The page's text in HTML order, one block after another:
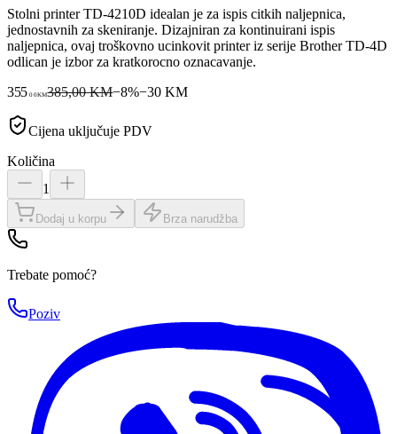
Stolni printer TD-4210D idealan je za ispis citkih naljepnica,
jednostavnih za skeniranje. Dizajniran za kontinuirani ispis
naljepnica, ovaj troškovno ucinkovit printer iz serije Brother TD-4D
odlican je izbor za kratkorocno oznacavanje.
355 00KM385,00 KM−8%−30 KM
Cijena uključuje PDV
Količina
1
Dodaj u korpu Brza narudžba
Trebate pomoć?
Poziv